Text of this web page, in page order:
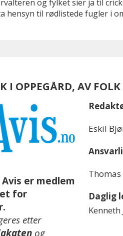
og fylket sier ja til
hensyn til rødlistede fugler i
I OPPEGÅRD, AV
er medlem
for
etter
og
Eskil
Daglig
Kenneth